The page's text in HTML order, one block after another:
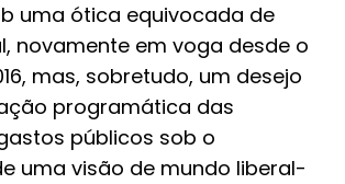
uma ótica equivocada de
novamente em voga desde o
mas, sobretudo, um desejo
programática das
públicos sob o
uma visão de mundo liberal-